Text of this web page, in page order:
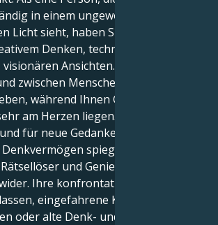
in einem ungewohnten und
Licht sieht, haben Sie eine intuitive
Denken, technologischem
Ansichten. Kohärenz in
zwischen Menschen ist etwas,
während Ihnen Gleichheit und
am Herzen liegen. Ihr logisches,
für neue Gedanken
spiegelt Ihren Status
und Genie in einer Vielzahl
Ihre konfrontative Natur kann
eingefahrene Konventionen,
oder alte Denk- und